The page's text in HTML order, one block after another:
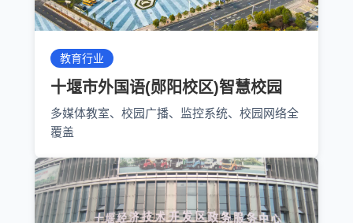
教育行业
十堰市外国语(郧阳校区)智慧校园
多媒体教室、校园广播、监控系统、校园网络全
覆盖